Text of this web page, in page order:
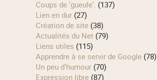
Coups de 'gueule'. (137)
Lien en dur(27)
Création de site(38)
Actualités du Net(79)
Liens utiles (115)
Apprendre à se servir de Google(78)
Un peu d'humour(70)
Expression libre(87)